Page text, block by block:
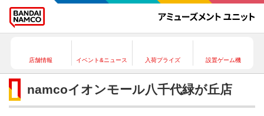
店舗情報 イベント&ニュース 入荷プライズ 設置ゲーム機
namcoイオンモール八千代緑が丘店